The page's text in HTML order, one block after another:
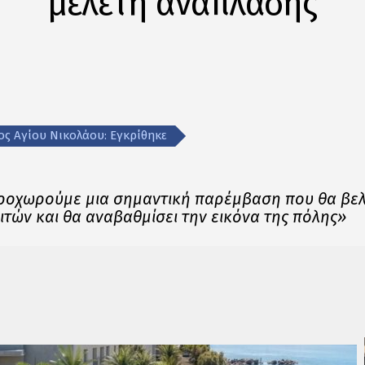
Αγίου Νικολάου: Εγκρίθηκε
μια σημαντική παρέμβαση που θα
και θα αναβαθμίσει την εικόνα της πόλης»